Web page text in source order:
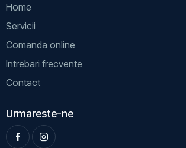
Home
Servicii
Comanda online
Intrebari frecvente
Contact
Urmareste-ne